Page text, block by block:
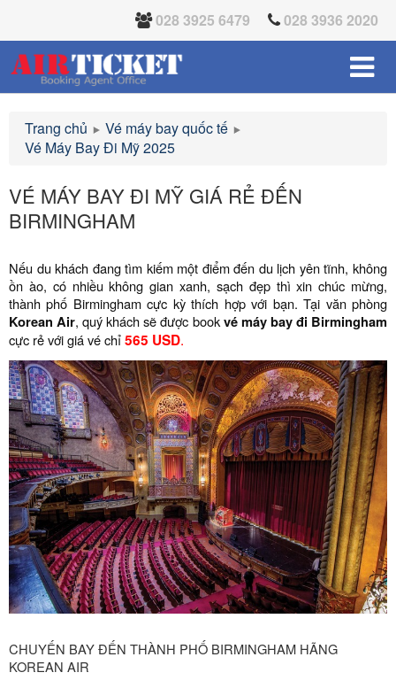
028 3925 6479 028 3936 2020
Trang chủ
Vé máy bay quốc tế
Vé Máy Bay Đi Mỹ 2025
VÉ MÁY BAY ĐI MỸ GIÁ RẺ ĐẾN
BIRMINGHAM
Nếu du khách đang tìm kiếm một điểm đến du lịch yên tĩnh, không
ồn ào, có nhiều không gian xanh, sạch đẹp thì xin chúc mừng,
thành phố Birmingham cực kỳ thích hợp với bạn. Tại văn phòng
Korean Air, quý khách sẽ được bookvé máy bay đi Birmingham
cực rẻ với giá vé chỉ565 USD.
CHUYẾN BAY ĐẾN THÀNH PHỐ BIRMINGHAM HÃNG
KOREAN AIR